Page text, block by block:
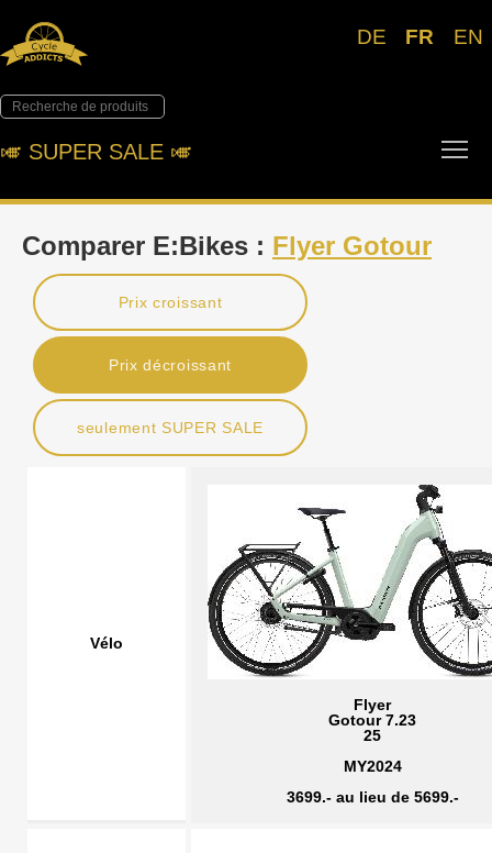
DE FR EN
🎺︎ SUPER SALE 🎺︎
Comparer E:Bikes : Flyer Gotour
Prix croissant
Prix décroissant
seulement SUPER SALE
Vélo
Flyer
Gotour 7.23
25
MY2024
3699.- au lieu de 5699.-